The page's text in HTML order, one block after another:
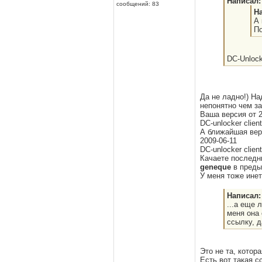
сообщений: 83
А
DC-
Да не ладно!)
непонятно чем
Ваша версия от
DC-unlocker
А ближайшая
2009-06-11
DC-unlocker
Качаете
geneque в
У меня тоже
...а еще
меня она
ссылку,
Это не та,
Есть вот такая